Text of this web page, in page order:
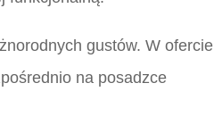
gustów. W ofercie
na posadzce